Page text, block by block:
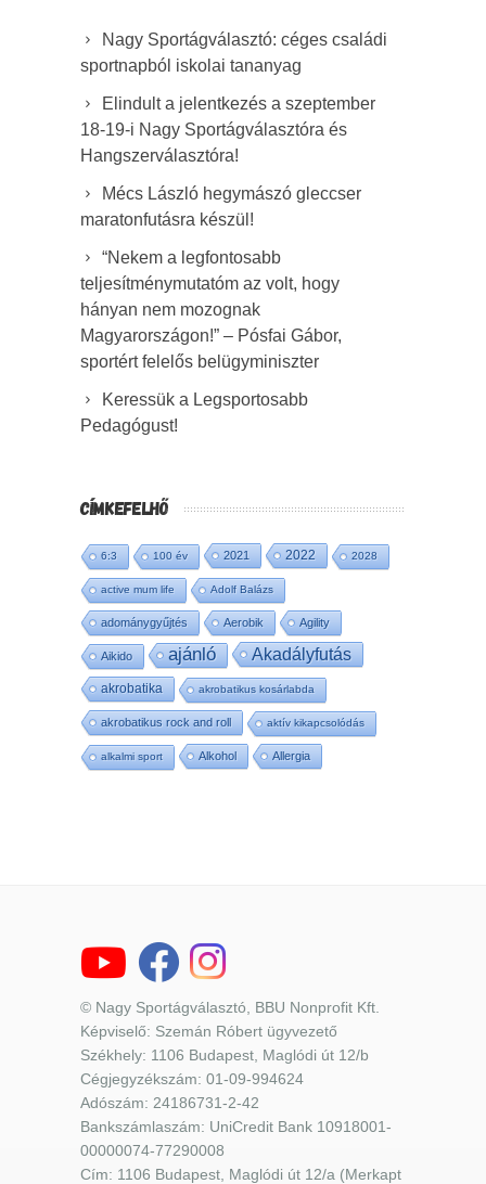
Nagy Sportágválasztó: céges családi
sportnapból iskolai tananyag
Elindult a jelentkezés a szeptember
18-19-i Nagy Sportágválasztóra és
Hangszerválasztóra!
Mécs László hegymászó gleccser
maratonfutásra készül!
“Nekem a legfontosabb
teljesítménymutatóm az volt, hogy
hányan nem mozognak
Magyarországon!” – Pósfai Gábor,
sportért felelős belügyminiszter
Keressük a Legsportosabb
Pedagógust!
CÍMKEFELHŐ
6:3 100 év 2021 2022 2028
active mum life Adolf Balázs
adománygyűjtés Aerobik Agility
Aikido ajánló Akadályfutás
akrobatika akrobatikus kosárlabda
akrobatikus rock and roll aktív kikapcsolódás
alkalmi sport Alkohol Allergia
© Nagy Sportágválasztó, BBU Nonprofit Kft.
Képviselő: Szemán Róbert ügyvezető
Székhely: 1106 Budapest, Maglódi út 12/b
Cégjegyzékszám: 01-09-994624
Adószám: 24186731-2-42
Bankszámlaszám: UniCredit Bank 10918001-
00000074-77290008
Cím: 1106 Budapest, Maglódi út 12/a (Merkapt